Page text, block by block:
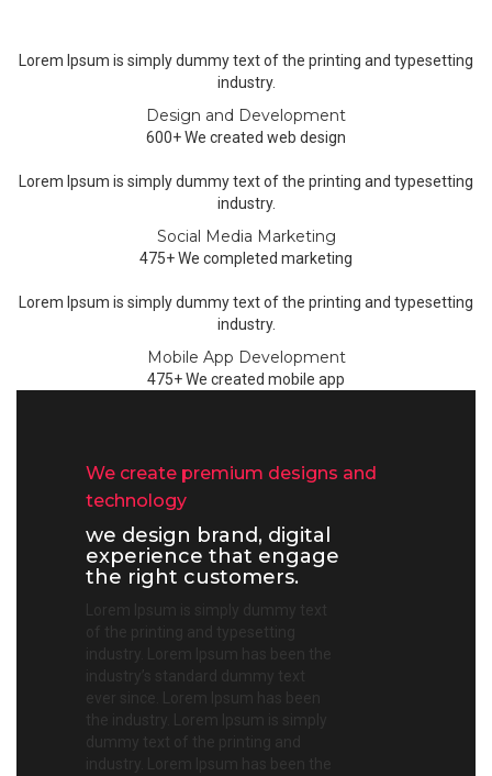
Lorem Ipsum is simply dummy text of the printing and typesetting
industry.
Design and Development
600+ We created web design
Lorem Ipsum is simply dummy text of the printing and typesetting
industry.
Social Media Marketing
475+ We completed marketing
Lorem Ipsum is simply dummy text of the printing and typesetting
industry.
Mobile App Development
475+ We created mobile app
We create premium designs and
technology
we design brand, digital
experience that engage
the right customers.
Lorem Ipsum is simply dummy text
of the printing and typesetting
industry. Lorem Ipsum has been the
industry’s standard dummy text
ever since. Lorem Ipsum has been
the industry. Lorem Ipsum is simply
dummy text of the printing and
industry. Lorem Ipsum has been the